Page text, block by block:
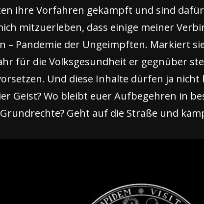
ihre Vorfahren gekämpft und sind
mitzuerleben, dass einige meiner
– Pandemie der Ungeimpften. Markiert
für die Volksgesundheit er gegnüber
Und diese Inhalte dürfen ja
Geist? Wo bleibt euer Aufbegehren in
Geht auf die Straße und